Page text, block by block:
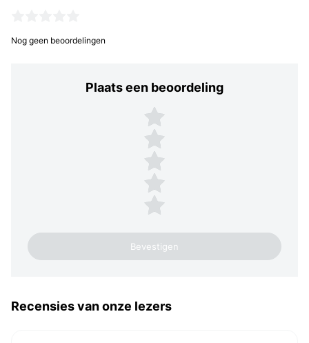
Nog geen beoordelingen
Plaats een beoordeling
Plaats een beoordeling
5 sterren
4 sterren
3 sterren
2 sterren
1 ster
Recensies van onze lezers